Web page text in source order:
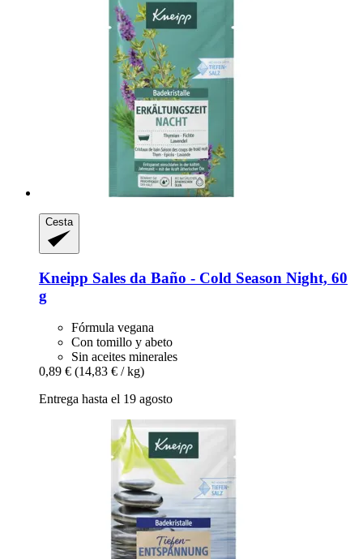
Cesta
Kneipp Sales da Baño -​ Cold Season Night, 60
g
Fórmula vegana
Con tomillo y abeto
Sin aceites minerales
0,89 € (14,83 € / kg)
Entrega hasta el 19 agosto